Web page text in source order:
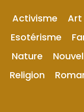
Activisme Art
Esotérisme
Nature
Religion